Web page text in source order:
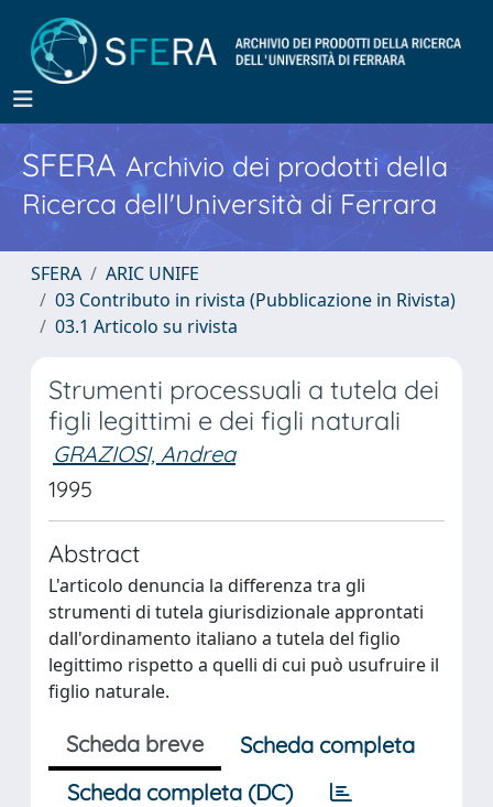
SFERA Archivio dei prodotti della
Ricerca dell'Università di Ferrara
SFERA
ARIC UNIFE
03 Contributo in rivista (Pubblicazione in Rivista)
03.1 Articolo su rivista
Strumenti processuali a tutela dei
figli legittimi e dei figli naturali
GRAZIOSI, Andrea
1995
Abstract
L'articolo denuncia la differenza tra gli
strumenti di tutela giurisdizionale approntati
dall'ordinamento italiano a tutela del figlio
legittimo rispetto a quelli di cui può usufruire il
figlio naturale.
Scheda breve
Scheda completa
Scheda completa (DC)